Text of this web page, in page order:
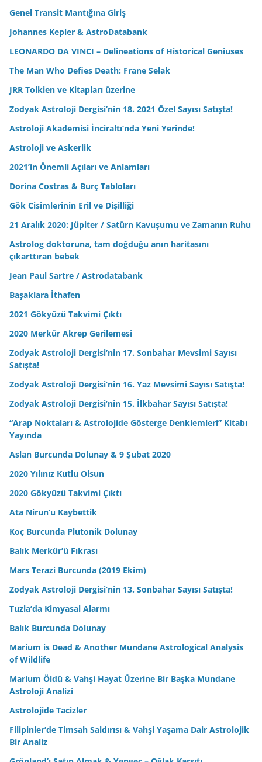
Genel Transit Mantığına Giriş
Johannes Kepler & AstroDatabank
LEONARDO DA VINCI – Delineations of Historical Geniuses
The Man Who Defies Death: Frane Selak
JRR Tolkien ve Kitapları üzerine
Zodyak Astroloji Dergisi’nin 18. 2021 Özel Sayısı Satışta!
Astroloji Akademisi İnciraltı’nda Yeni Yerinde!
Astroloji ve Askerlik
2021’in Önemli Açıları ve Anlamları
Dorina Costras & Burç Tabloları
Gök Cisimlerinin Eril ve Dişilliği
21 Aralık 2020: Jüpiter / Satürn Kavuşumu ve Zamanın Ruhu
Astrolog doktoruna, tam doğduğu anın haritasını
çıkarttıran bebek
Jean Paul Sartre / Astrodatabank
Başaklara İthafen
2021 Gökyüzü Takvimi Çıktı
2020 Merkür Akrep Gerilemesi
Zodyak Astroloji Dergisi’nin 17. Sonbahar Mevsimi Sayısı
Satışta!
Zodyak Astroloji Dergisi’nin 16. Yaz Mevsimi Sayısı Satışta!
Zodyak Astroloji Dergisi’nin 15. İlkbahar Sayısı Satışta!
“Arap Noktaları & Astrolojide Gösterge Denklemleri” Kitabı
Yayında
Aslan Burcunda Dolunay & 9 Şubat 2020
2020 Yılınız Kutlu Olsun
2020 Gökyüzü Takvimi Çıktı
Ata Nirun’u Kaybettik
Koç Burcunda Plutonik Dolunay
Balık Merkür’ü Fıkrası
Mars Terazi Burcunda (2019 Ekim)
Zodyak Astroloji Dergisi’nin 13. Sonbahar Sayısı Satışta!
Tuzla’da Kimyasal Alarmı
Balık Burcunda Dolunay
Marium is Dead & Another Mundane Astrological Analysis
of Wildlife
Marium Öldü & Vahşi Hayat Üzerine Bir Başka Mundane
Astroloji Analizi
Astrolojide Tacizler
Filipinler’de Timsah Saldırısı & Vahşi Yaşama Dair Astrolojik
Bir Analiz